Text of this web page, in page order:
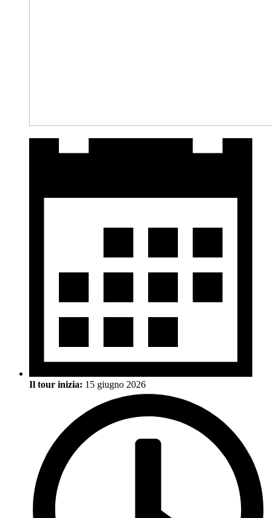
Il tour inizia: 15 giugno 2026